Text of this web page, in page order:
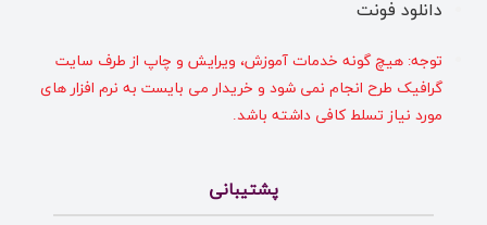
دانلود فونت
توجه: هیچ گونه خدمات آموزش، ویرایش و چاپ از طرف سایت
گرافیک طرح انجام نمی شود و خریدار می بایست به نرم افزار های
مورد نیاز تسلط کافی داشته باشد.
پشتیبانی